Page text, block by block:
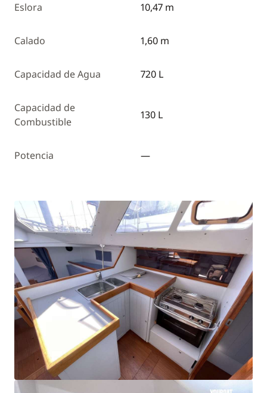
Eslora 10,47 m
Calado 1,60 m
Capacidad de Agua 720 L
Capacidad de
Combustible
130 L
Potencia —